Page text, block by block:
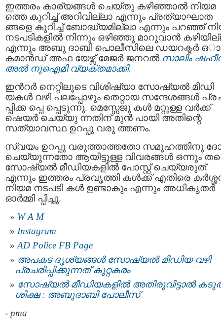
ഇത്തരം കാര്യങ്ങള്‍ ചെയ്തു കഴിഞ്ഞാല്‍ നിയമ
ത്തെ കുറിച്ച് അറിവില്ലാ എന്നും പ്രത്യാഘാത
ങ്ങളെ കുറിച്ച് ബോദ്ധ്യമില്ലാ എന്നും പറഞ്ഞ്
നടപടികളിൽ നിന്നും ഒഴിഞ്ഞു മാറുവാൻ
എന്നും അബു ദാബി പൊലീസിലെ ഡയറക്ടർ
കമാൻഡ് അഫ യേഴ്സ് മേജർ ജനറൽ സാലിം
അൽ നുഐമി വ്യക്തമാക്കി.
ഇൻറർ നെറ്റിലൂടെ വിശിഷ്യാ സോഷ്യല്‍ മീഡി
യകള്‍ വഴി പലപ്പോഴും തെറ്റായ സന്ദേശങ്ങൾ
പ്പിക്ക പ്പെ പ്പെടുന്നു. മെസ്സേജു കൾ മറ്റുള്ള വര്‍ക്ക്
ഷെയര്‍ ചെയ്യു ന്നതിന് മുന്‍ പായി അതിന്റെ
സത്യാവസ്ഥ ഉറപ്പു വരു ത്തണം.
സ്വയം ഉറപ്പു വരുത്താത്തതോ സമൂഹത്തിനു
ചെയ്യുന്നതോ ആയിട്ടുള്ള വിവരങ്ങള്‍ ഒന്നും
സോഷ്യല്‍ മീഡിയകളില്‍ പോസ്റ്റ് ചെയ്യരുത്
എന്നും ഇത്തരം പ്രവൃത്തി കൾക്ക് എതിരെ
നിയമ നടപടി കള്‍ ഉണ്ടാകും എന്നും അധികൃതര്‍
ഓര്‍മ്മി പ്പിച്ചു.
W A M
Instagram
AD Police FB Page
അപകട ദൃശ്യങ്ങൾ സോഷ്യൽ മീഡിയ വഴി
പ്രചരിപ്പിക്കുന്നത് കുറ്റകരം
സോഷ്യല്‍ മീഡിയകളിൽ അതിരുവിട്ടാൽ
ശിക്ഷ : അബുദാബി പോലീസ്
- pma